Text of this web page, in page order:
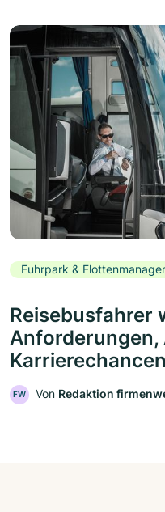
Fuhrpark &
Reisebusfahrer
Anforderungen,
Karrierechancen
FW Von Redaktion